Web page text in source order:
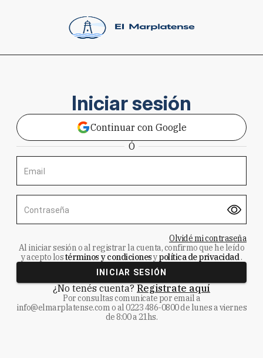
Iniciar sesión
Continuar con Google
Ó
Email
Contraseña
Olvidé mi contraseña
Al iniciar sesión o al registrar la cuenta, confirmo que he leído
y acepto lostérminos y condicionesypolítica de privacidad.
INICIAR SESIÓN
¿No tenés cuenta? Registrate aquí
Por consultas comunicate por email a
info@elmarplatense.como al0223 486-0800de lunes a viernes
de 8:00 a 21hs.